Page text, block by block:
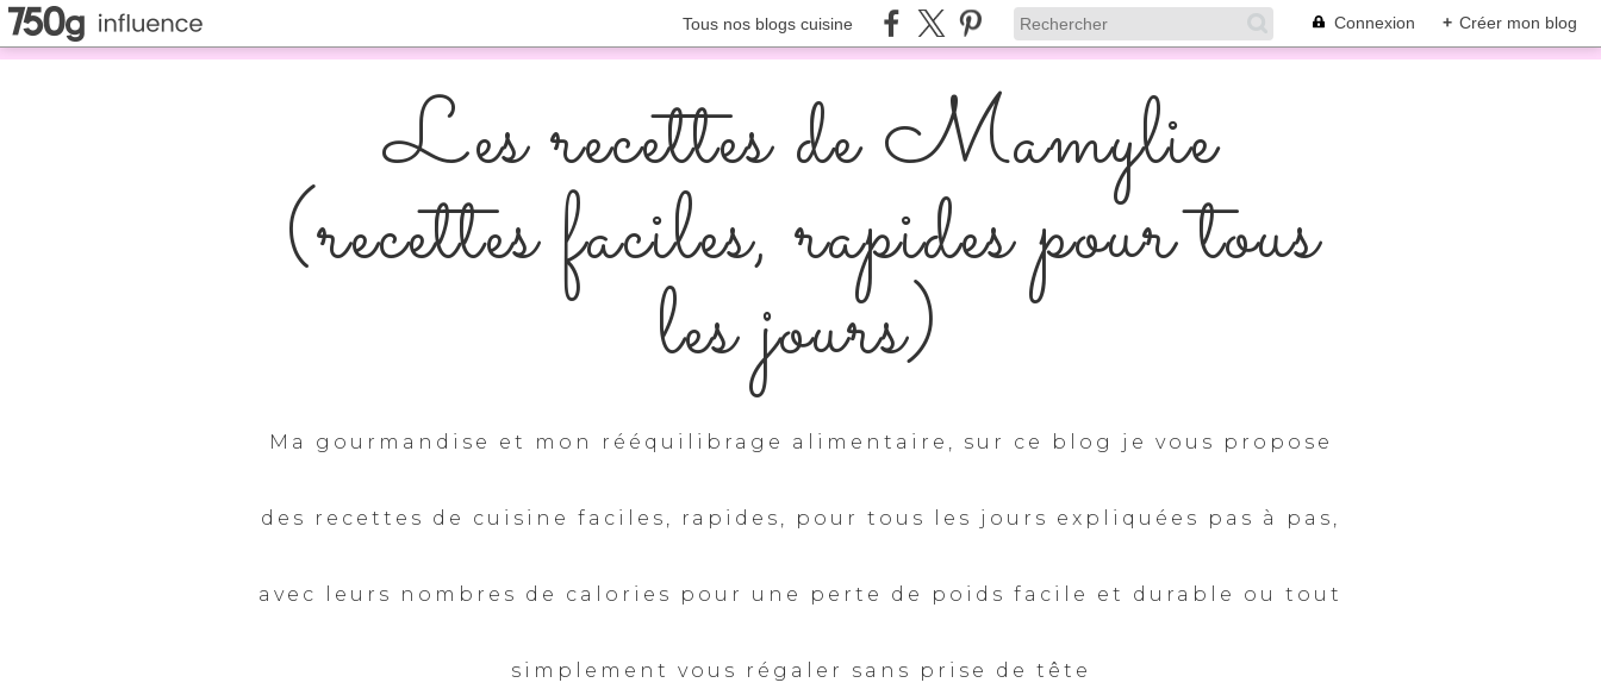
Tous nos blogs cuisine Connexion + Créer mon blog
Les recettes de Mamylie
(recettes faciles, rapides pour tous
les jours)
Ma gourmandise et mon rééquilibrage alimentaire, sur ce blog je vous propose
des recettes de cuisine faciles, rapides, pour tous les jours expliquées pas à pas,
avec leurs nombres de calories pour une perte de poids facile et durable ou tout
simplement vous régaler sans prise de tête